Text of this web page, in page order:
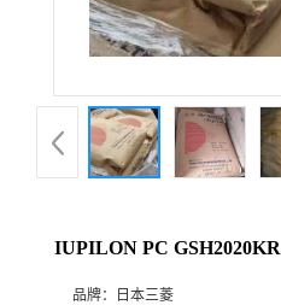
IUPILON PC GSH2020KR
品牌：
日本三菱